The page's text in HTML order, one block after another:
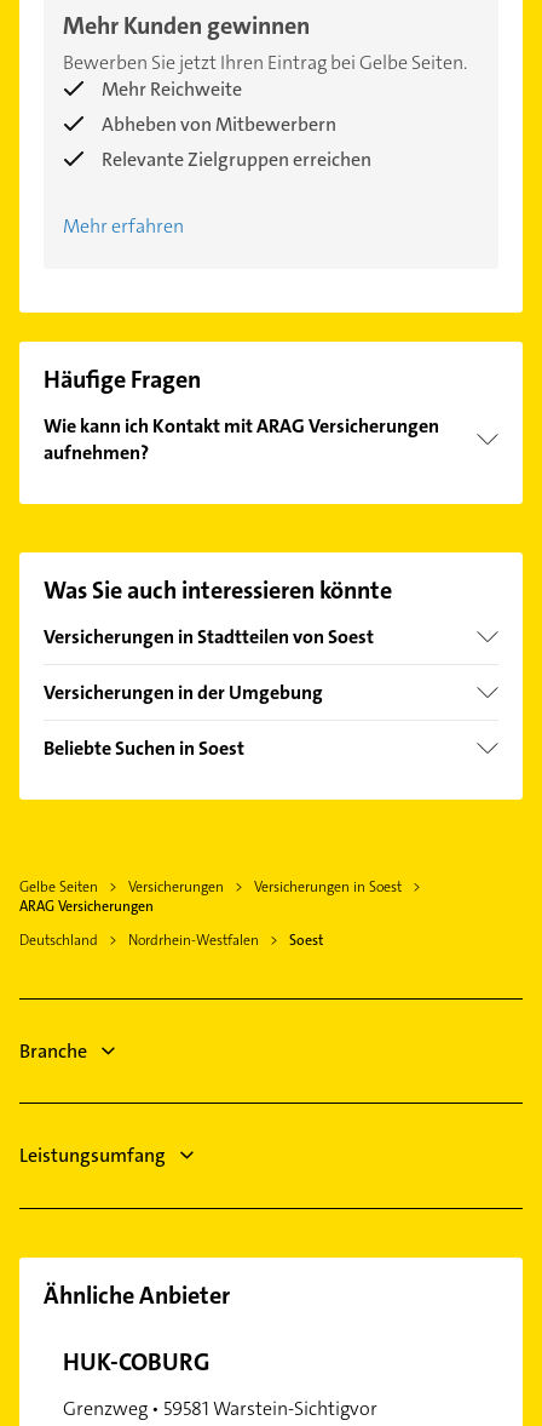
Mehr Kunden gewinnen
Bewerben Sie jetzt Ihren Eintrag bei Gelbe Seiten.
Mehr Reichweite
Abheben von Mitbewerbern
Relevante Zielgruppen erreichen
Mehr erfahren
Häufige Fragen
Wie kann ich Kontakt mit ARAG Versicherungen
aufnehmen?
Hier finden Sie alleKontaktdaten
Was Sie auch interessieren könnte
Versicherungen in Stadtteilen von Soest
Ostönnen
Versicherungen in der Umgebung
Bad Sassendorf
Lippetal
Werl
Anröchte
Wickede (Ruhr)
Arnsberg
Beliebte Suchen in Soest
Elektriker
Immobilien
Phoniatrie
Logopädie
Gelbe Seiten Versicherungen
Versicherungen in Soest
ARAG Versicherungen
Deutschland
Nordrhein-Westfalen Soest
Branche
Leistungsumfang
Ähnliche Anbieter
HUK-COBURG
Grenzweg • 59581 Warstein-Sichtigvor